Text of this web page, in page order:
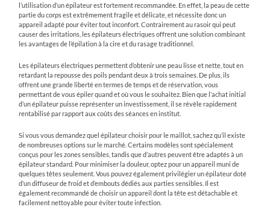
l’utilisation d’un épilateur est fortement recommandée. En effet, la peau de cette
partie du corps est extrêmement fragile et délicate, et nécessite donc un
appareil adapté pour éviter tout inconfort. Contrairement au rasoir qui peut
causer des irritations, les épilateurs électriques offrent une solution combinant
les avantages de l’épilation à la cire et du rasage traditionnel.
Les épilateurs électriques permettent d’obtenir une peau lisse et nette, tout en
retardant la repousse des poils pendant deux à trois semaines. De plus, ils
offrent une grande liberté en termes de temps et de réservation, vous
permettant de vous épiler quand et où vous le souhaitez. Bien que l’achat initial
d’un épilateur puisse représenter un investissement, il se révèle rapidement
rentabilisé par rapport aux coûts des séances en institut.
Si vous vous demandez quel épilateur choisir pour le maillot, sachez qu’il existe
de nombreuses options sur le marché. Certains modèles sont spécialement
conçus pour les zones sensibles, tandis que d’autres peuvent être adaptés à un
épilateur standard. Pour minimiser la douleur, optez pour un appareil muni de
quelques têtes seulement. Vous pouvez également privilégier un épilateur doté
d’un diffuseur de froid et d’embouts dédiés aux parties sensibles. Il est
également recommandé de choisir un appareil dont la tête est détachable et
facilement nettoyable pour éviter toute infection.